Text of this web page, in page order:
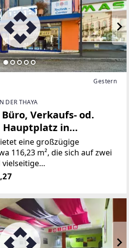
Gestern
DER THAYA
Verkaufs- od.
Hauptplatz in
eine großzügige
116,23 m², die sich auf zwei
bietet. Im Erdgeschoss
von ca. 75,50 m² zur